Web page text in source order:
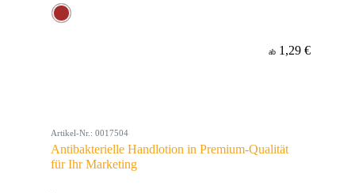
ab 1,29 €
Artikel-Nr.: 0017504
Antibakterielle Handlotion in Premium-Qualität
für Ihr Marketing